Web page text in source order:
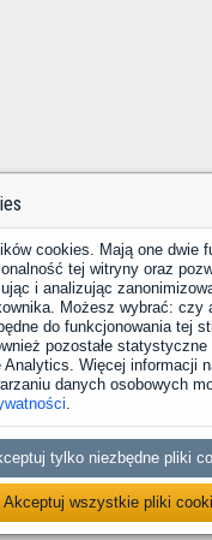
cookies. Mają one dwie
tej witryny oraz
i analizując
Możesz wybrać: czy
do funkcjonowania tej
pozostałe
Analytics. Więcej informacji
danych osobowych
.
tylko niezbędne pliki
Akceptuj wszystkie pliki